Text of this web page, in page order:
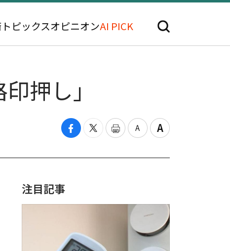
トピックスオピニオンAI PICK
押し」
注目記事